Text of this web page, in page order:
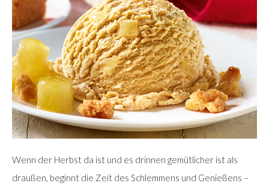
Wenn der Herbst da ist und es drinnen gemütlicher ist als
draußen, beginnt die Zeit des Schlemmens und Genießens –